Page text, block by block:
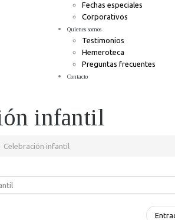
Fechas especiales
Corporativos
Quienes somos
Testimonios
Hemeroteca
Preguntas frecuentes
Contacto
infantil
Celebración infantil